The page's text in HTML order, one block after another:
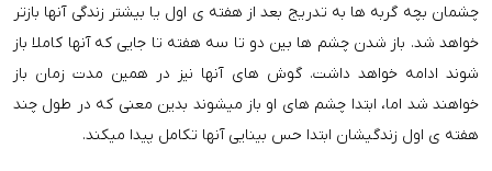
چشمان بچه گربه ها به تدریج بعد از هفته ی اول یا بیشتر زندگی آنها بازتر
خواهد شد. باز شدن چشم ها بین دو تا سه هفته تا جایی که آنها کاملا باز
شوند ادامه خواهد داشت. گوش های آنها نیز در همین مدت زمان باز
خواهند شد اما، ابتدا چشم های او باز میشوند بدین معنی که در طول چند
هفته ی اول زندگیشان ابتدا حس بینایی آنها تکامل پیدا میکند.